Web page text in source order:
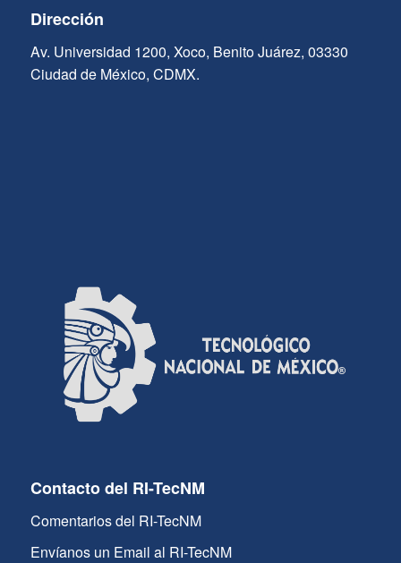
Dirección
Av. Universidad 1200, Xoco, Benito Juárez, 03330
Ciudad de México, CDMX.
Contacto del RI-TecNM
Comentarios del RI-TecNM
Envíanos un Email al RI-TecNM